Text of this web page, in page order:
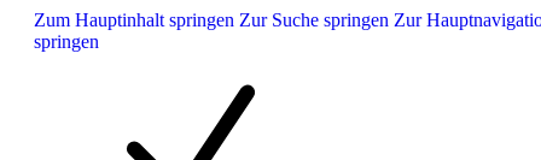
Zum Hauptinhalt springen Zur Suche springen Zur
springen